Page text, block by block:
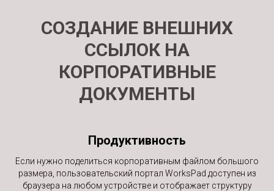
СОЗДАНИЕ ВНЕШНИХ
ССЫЛОК НА
КОРПОРАТИВНЫЕ
ДОКУМЕНТЫ
Продуктивность
Если нужно поделиться корпоративным файлом большого
размера, пользовательский портал WorksPad доступен из
браузера на любом устройстве и отображает структуру